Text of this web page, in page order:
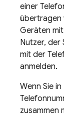
einer
übertragen
Geräten
Nutzer, der
mit der
anmelden.
Wenn Sie
zusammen